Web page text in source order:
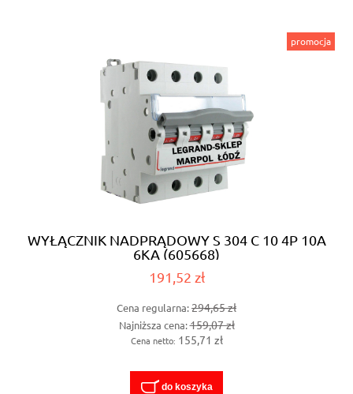
WYŁĄCZNIK NADPRĄDOWY S 304 C 10 4P 10A
6KA (605668)
191,52 zł
Cena regularna:294,65 zł
Najniższa cena:159,07 zł
Cena netto: 155,71 zł
do koszyka
promocja